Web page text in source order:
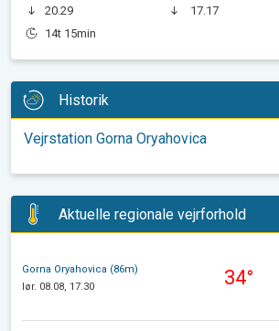
20.29
14t 15min
17.17
Historik
Vejrstation Gorna Oryahovica
Aktuelle regionale vejrforhold
Gorna Oryahovica (86m)
lør. 08.08, 17.30
34°